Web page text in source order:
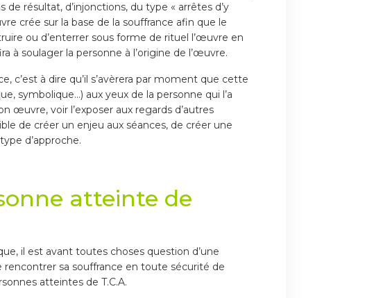
résultat, d’injonctions, du type « arrêtes d’y
crée sur la base de la souffrance afin que le
ou d’enterrer sous forme de rituel l’œuvre en
à soulager la personne à l’origine de l’œuvre.
c’est à dire qu’il s’avèrera par moment que cette
symbolique…) aux yeux de la personne qui l’a
œuvre, voir l’exposer aux regards d’autres
de créer un enjeu aux séances, de créer une
d’approche.
atteinte de
il est avant toutes choses question d’une
sa souffrance en toute sécurité de
atteintes de T.C.A.